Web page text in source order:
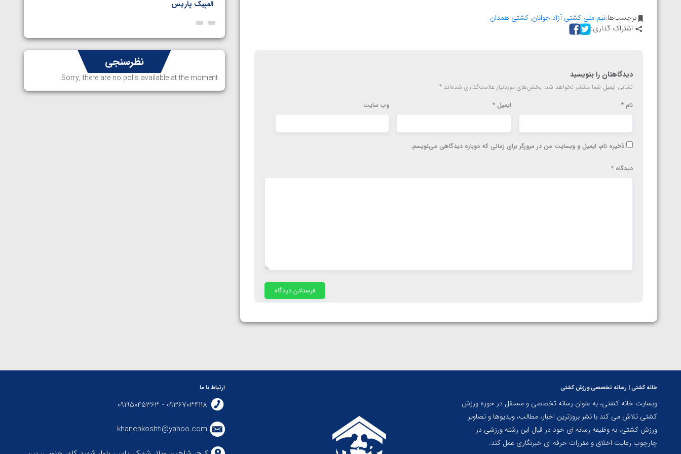
برچسب‌ها:تیم ملی کشتی آزاد جوانان,کشتی همدان
اشتراک گذاری:
دیدگاهتان را بنویسید
نشانی ایمیل شما منتشر نخواهد شد. بخش‌های موردنیاز علامت‌گذاری شده‌اند *
نام * ایمیل* وب‌ سایت
ذخیره نام، ایمیل و وبسایت من در مرورگر برای زمانی که دوباره دیدگاهی می‌نویسم.
دیدگاه *
المپیک پاریس
نظرسنجی
Sorry, there are no polls available at the moment.
خانه کشتی | رسانه تخصصی ورزش کشتی
وبسایت خانه کشتی، به عنوان رسانه تخصصی و مستقل در حوزه ورزش
کشتی تلاش می کند با نشر بروزترین اخبار، مطالب، ویدیوها و تصاویر
ورزش کشتی، به وظیفه رسانه ای خود در قبال این رشته ورزشی در
چارچوب رعایت اخلاق و مقررات حرفه ای خبرنگاری عمل کند.
ارتباط با ما
09367034118 - 09195045363
khanehkoshti@yahoo.com